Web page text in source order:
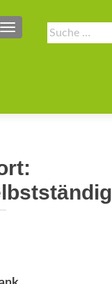
Suche
nach:
SCHALTE NAVIGATION